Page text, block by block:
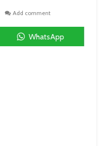
Add comment
WhatsApp